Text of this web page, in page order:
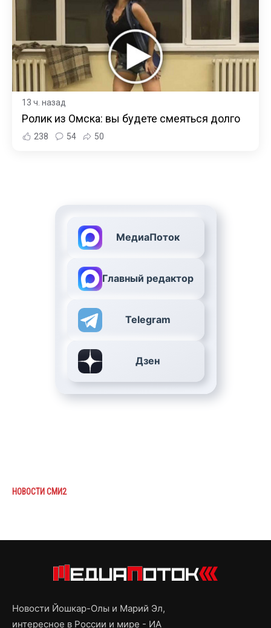
13 ч. назад
Ролик из Омска: вы будете смеяться долго
238 54 50
МедиаПоток
Главный редактор
Telegram
Дзен
НОВОСТИ СМИ2
Новости Йошкар-Олы и Марий Эл,
интересное в России и мире - ИА